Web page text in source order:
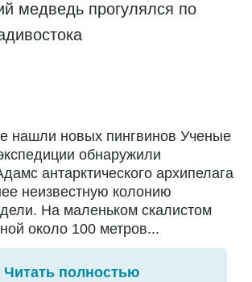
медведь прогулялся по
нашли новых пингвинов Ученые
обнаружили
антарктического архипелага
неизвестную колонию
На маленьком скалистом
около 100 метров...
Читать полностью